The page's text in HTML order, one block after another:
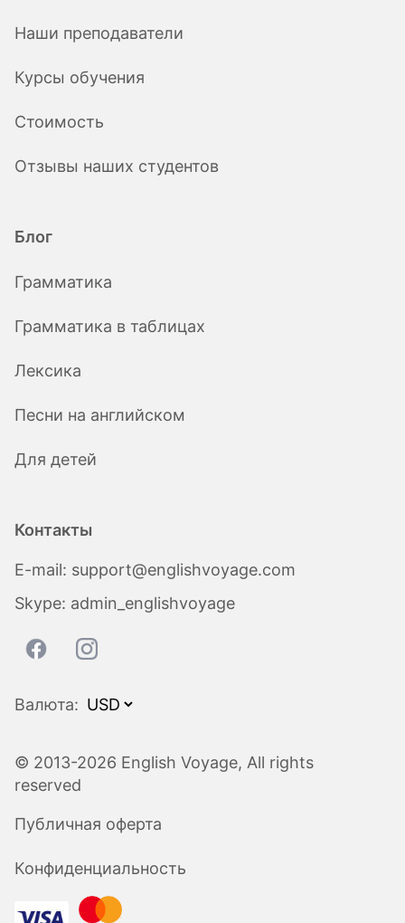
Наши преподаватели
Курсы обучения
Стоимость
Отзывы наших студентов
Блог
Грамматика
Грамматика в таблицах
Лексика
Песни на английском
Для детей
Контакты
E-mail: support@englishvoyage.com
Skype: admin_englishvoyage
Валюта:
© 2013-2026 English Voyage, All rights
reserved
Публичная оферта
Конфиденциальность